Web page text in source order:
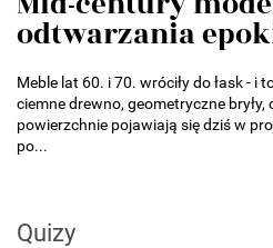
odtwarzania
Meble lat 60. i 70. wróciły do łask - i
ciemne drewno, geometryczne bryły,
powierzchnie pojawiają się dziś w
po...
Quizy